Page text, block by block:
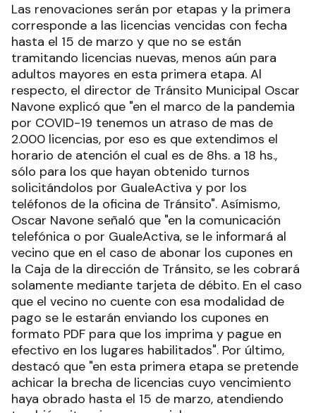
Las renovaciones serán por etapas y la primera
corresponde a las licencias vencidas con fecha
hasta el 15 de marzo y que no se están
tramitando licencias nuevas, menos aún para
adultos mayores en esta primera etapa. Al
respecto, el director de Tránsito Municipal Oscar
Navone explicó que "en el marco de la pandemia
por COVID-19 tenemos un atraso de mas de
2.000 licencias, por eso es que extendimos el
horario de atención el cual es de 8hs. a 18 hs.,
sólo para los que hayan obtenido turnos
solicitándolos por GualeActiva y por los
teléfonos de la oficina de Tránsito". Asímismo,
Oscar Navone señaló que "en la comunicación
telefónica o por GualeActiva, se le informará al
vecino que en el caso de abonar los cupones en
la Caja de la dirección de Tránsito, se les cobrará
solamente mediante tarjeta de débito. En el caso
que el vecino no cuente con esa modalidad de
pago se le estarán enviando los cupones en
formato PDF para que los imprima y pague en
efectivo en los lugares habilitados". Por último,
destacó que "en esta primera etapa se pretende
achicar la brecha de licencias cuyo vencimiento
haya obrado hasta el 15 de marzo, atendiendo